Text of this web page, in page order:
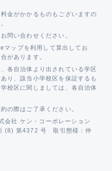
金がかかるものもございますの
問い合わせください。
ップを利用して算出してお
があります。
各自治体より出されている学区
り、該当小学校区を保証するも
校区に関しましては、各自治体
の際はご了承ください。
会社 ケン・コーポレーション
(8) 第4372 号 取引態様：仲